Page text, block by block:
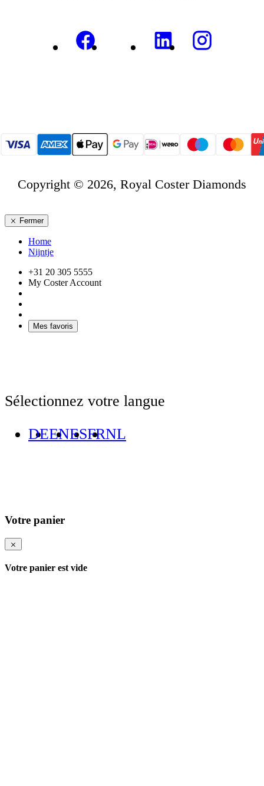
Copyright © 2026, Royal Coster Diamonds
Fermer
Home
Nijntje
+31 20 305 5555
My Coster Account
Mes favoris
Sélectionnez votre langue
DEENESFRNL
Votre panier
Votre panier est vide